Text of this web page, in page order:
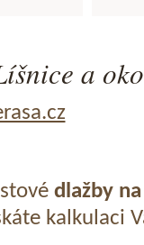
a
dlažby
kalkulaci